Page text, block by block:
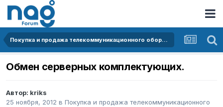
Покупка и продажа телекоммуникационного оборудования
Обмен серверных комплектующих.
Автор: kriks
25 ноября, 2012 в Покупка и продажа телекоммуникационного